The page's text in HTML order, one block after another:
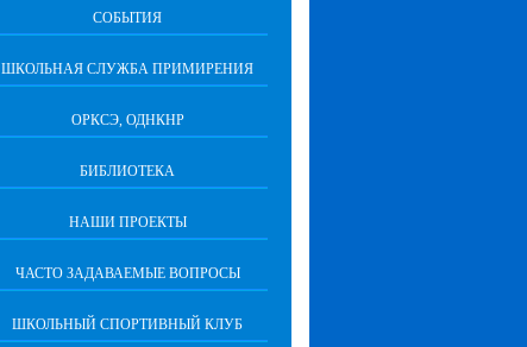
СОБЫТИЯ
ШКОЛЬНАЯ СЛУЖБА ПРИМИРЕНИЯ
ОРКСЭ, ОДНКНР
БИБЛИОТЕКА
НАШИ ПРОЕКТЫ
ЧАСТО ЗАДАВАЕМЫЕ ВОПРОСЫ
ШКОЛЬНЫЙ СПОРТИВНЫЙ КЛУБ